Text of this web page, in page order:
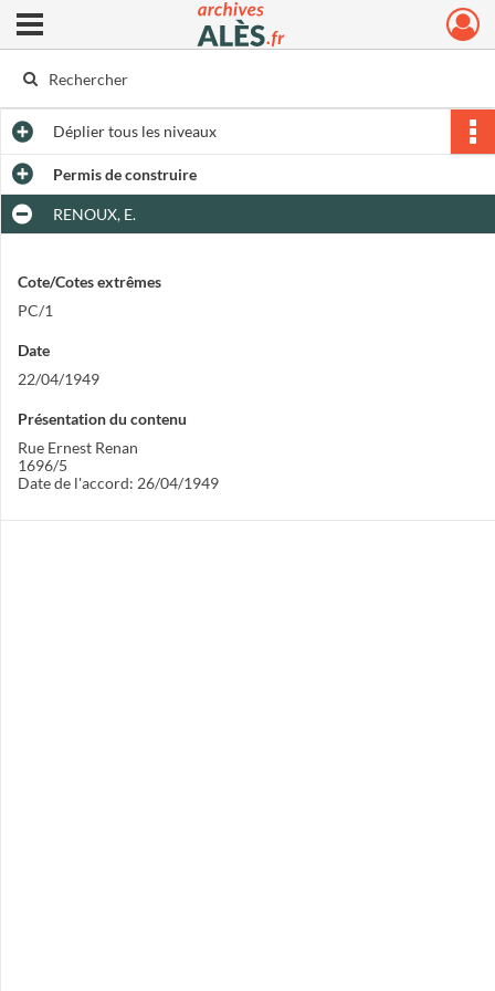
Archives municipales d'Alès
Ouvrir le menu déroulant
Dépliertous les niveaux
Permis de construire
RENOUX, E.
Cote/Cotes extrêmes
PC/1
Date
22/04/1949
Présentation du contenu
Rue Ernest Renan
1696/5
Date de l'accord: 26/04/1949